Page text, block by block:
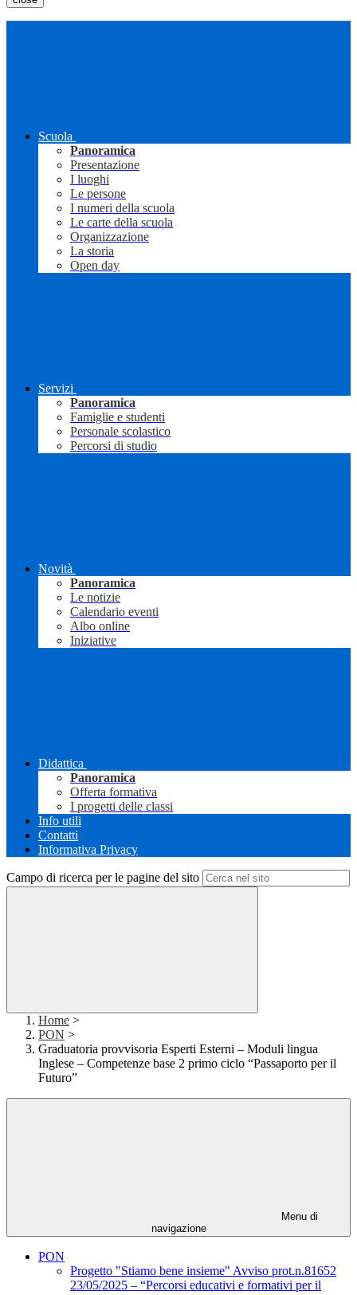
Scuola
Panoramica
Presentazione
I luoghi
Le persone
I numeri della scuola
Le carte della scuola
Organizzazione
La storia
Open day
Servizi
Panoramica
Famiglie e studenti
Personale scolastico
Percorsi di studio
Novità
Panoramica
Le notizie
Calendario eventi
Albo online
Iniziative
Didattica
Panoramica
Offerta formativa
I progetti delle classi
Info utili
Contatti
Informativa Privacy
Campo di ricerca per le pagine del sito
Home >
PON >
Graduatoria provvisoria Esperti Esterni – Moduli lingua
Inglese – Competenze base 2 primo ciclo “Passaporto per il
Futuro”
Menu di
navigazione
PON
Progetto "Stiamo bene insieme" Avviso prot.n.81652
23/05/2025 – “Percorsi educativi e formativi per il